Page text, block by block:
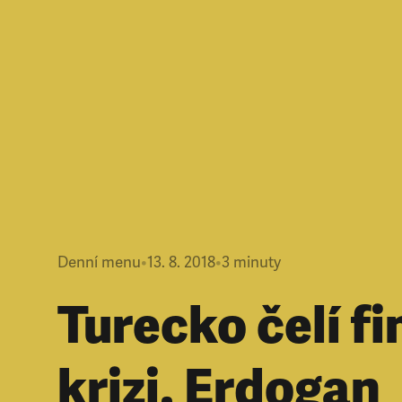
Denní menu•13. 8. 2018•3 minuty
Turecko čelí
krizi. Erdogan